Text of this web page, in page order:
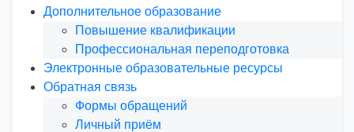
Дополнительное образование
Повышение квалификации
Профессиональная переподготовка
Электронные образовательные ресурсы
Обратная связь
Формы обращений
Личный приём